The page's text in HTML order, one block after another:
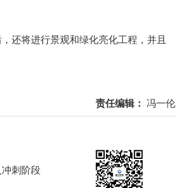
将进行景观和绿化亮化工程，并且
责任编辑： 冯一伦
刺阶段